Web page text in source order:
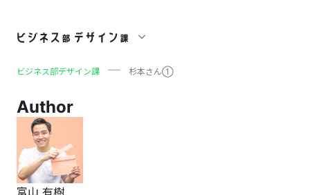
杉本さん①
ビジネス部デザイン課 杉本さん①
Author